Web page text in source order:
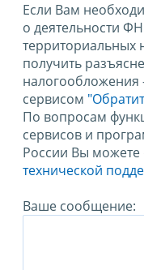
Если Вам
о деятельности
территориальных
получить
налогообложения
сервисом
По вопросам
сервисов и
России Вы можете
технической
Ваше сообщение: